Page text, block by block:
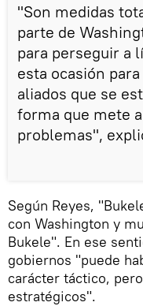
"Son medidas
parte de
para perseguir a
esta ocasión
aliados que se
forma que mete
problemas",
Según Reyes,
con Washington y
Bukele". En ese
gobiernos "puede
carácter táctico,
estratégicos".